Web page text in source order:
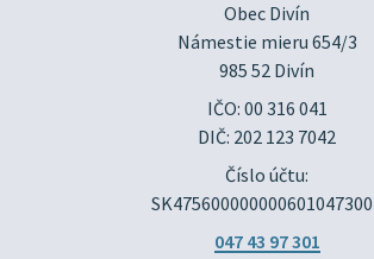
Obec Divín
Námestie mieru 654/3
985 52 Divín
IČO: 00 316 041
DIČ: 202 123 7042
Číslo účtu:
047 43 97 301